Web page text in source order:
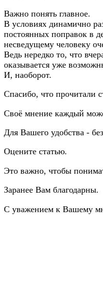
Важно понять главное.
В условиях динамично
постоянных поправок в
несведущему человеку
Ведь нередко то, что
оказывается уже
И, наоборот.
Спасибо, что прочитали
Своё мнение каждый
Для Вашего удобства -
Оцените статью.
Это важно, чтобы
Заранее Вам благодарны.
С уважением к Вашему